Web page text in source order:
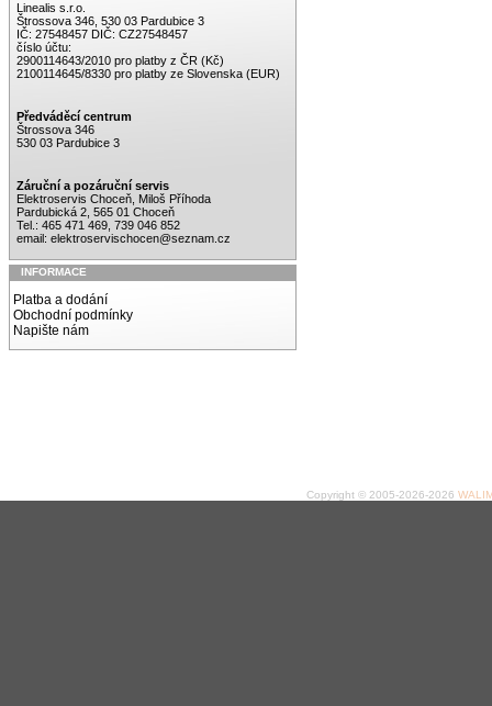
Linealis s.r.o.
Štrossova 346, 530 03 Pardubice 3
IČ: 27548457 DIČ: CZ27548457
číslo účtu:
2900114643/2010 pro platby z ČR (Kč)
2100114645/8330 pro platby ze Slovenska (EUR)
Předváděcí centrum
Štrossova 346
530 03 Pardubice 3
Záruční a pozáruční servis
Elektroservis Choceň, Miloš Příhoda
Pardubická 2, 565 01 Choceň
Tel.: 465 471 469, 739 046 852
email: elektroservischocen@seznam.cz
INFORMACE
Platba a dodání
Obchodní podmínky
Napište nám
Copyright © 2005-2026-2026